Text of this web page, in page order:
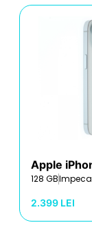
Apple
128 GB
2.399 LEI